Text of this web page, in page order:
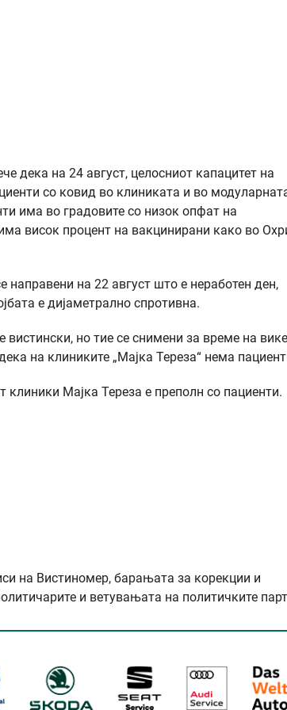
дека на 24 август, целосниот капацитет на
со ковид во клиниката и во
има во градовите со низок опфат на
висок процент на вакцинирани како во
на 22 август што е неработен ден,
е дијаметрално спротивна.
но тие се снимени за време на
на клиниките „Мајка Тереза“ нема
Мајка Тереза е преполн со пациенти.
на Вистиномер, барањата за корекции и
и ветувањата на политичките